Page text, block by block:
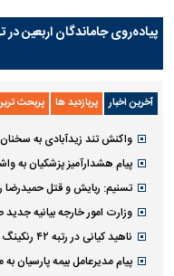
پیاده‌روی جاماندگان اربعین در
آخرین اخبار پربازدید ها پربحث
واکنش تند زیدآبادی به
پیام هشدارآمیز پزشکیان به
تسنیم: ربایش و قتل
وزارت امور خارجه بیانیه جدید
ناهید کیانی در رتبه ۴۲ رنکینگ المپیکی؛ حنا زرین‌کمر بالاتر از قهرمان ایران
پیام مدیرعامل بیمه پارسیان